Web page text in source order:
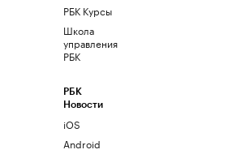
РБК Курсы
Школа
управления
РБК
РБК
Новости
iOS
Android